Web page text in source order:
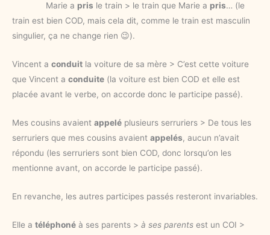
Marie a pris le train > le train que Marie a pris… (le
train est bien COD, mais cela dit, comme le train est masculin
singulier, ça ne change rien 😉).
Vincent a conduit la voiture de sa mère > C’est cette voiture
que Vincent a conduite (la voiture est bien COD et elle est
placée avant le verbe, on accorde donc le participe passé).
Mes cousins avaient appelé plusieurs serruriers > De tous les
serruriers que mes cousins avaient appelés, aucun n’avait
répondu (les serruriers sont bien COD, donc lorsqu’on les
mentionne avant, on accorde le participe passé).
En revanche, les autres participes passés resteront invariables.
Elle a téléphoné à ses parents > à ses parents est un COI >